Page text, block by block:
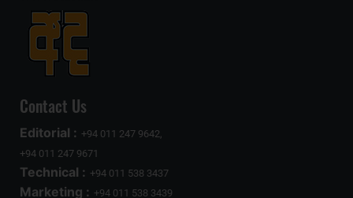
Contact Us
Editorial : +94 011 247 9642,
+94 011 247 9671
Technical : +94 011 538 3437
Marketing : +94 011 538 3439